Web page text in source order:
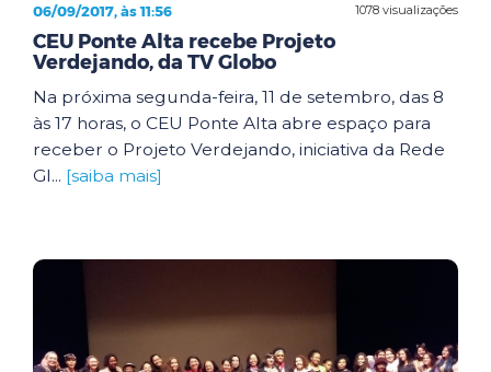
1078 visualizações
06/09/2017, às 11:56
CEU Ponte Alta recebe Projeto
Verdejando, da TV Globo
Na próxima segunda-feira, 11 de setembro, das 8
às 17 horas, o CEU Ponte Alta abre espaço para
receber o Projeto Verdejando, iniciativa da Rede
Gl... [saiba mais]